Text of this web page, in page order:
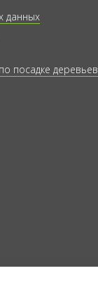
данных
посадке деревьев